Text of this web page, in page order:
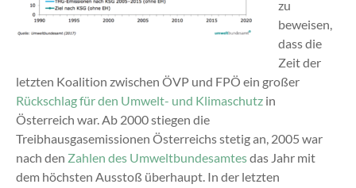
zu
beweisen,
dass die
Zeit der
letzten Koalition zwischen ÖVP und FPÖ ein großer
Rückschlag für den Umwelt- und Klimaschutzin
Österreich war. Ab 2000 stiegen die
Treibhausgasemissionen Österreichs stetig an, 2005 war
nach den Zahlen des Umweltbundesamtesdas Jahr mit
dem höchsten Ausstoß überhaupt. In der letzten